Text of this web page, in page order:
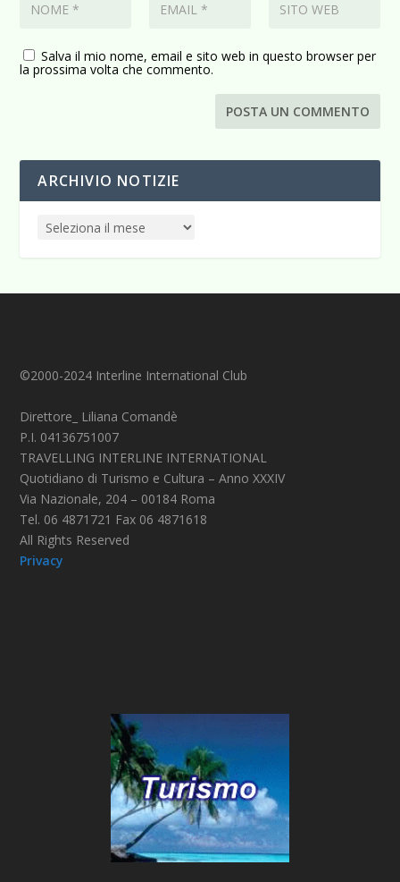
Salva il mio nome, email e sito web in questo browser per
la prossima volta che commento.
ARCHIVIO NOTIZIE
©2000-2024 Interline International Club
Direttore_ Liliana Comandè
P.I. 04136751007
TRAVELLING INTERLINE INTERNATIONAL
Quotidiano di Turismo e Cultura – Anno XXXIV
Via Nazionale, 204 – 00184 Roma
Tel. 06 4871721 Fax 06 4871618
All Rights Reserved
Privacy